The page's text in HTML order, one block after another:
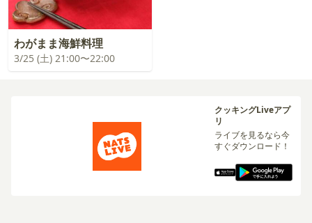
わがまま海鮮料理
3/25 (土) 21:00〜22:00
クッキングLiveアプ
リ
ライブを見るなら今
すぐダウンロード！